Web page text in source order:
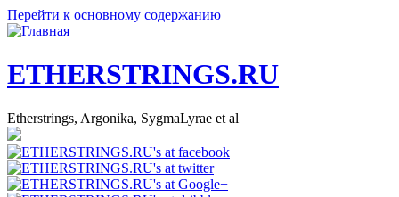
Перейти к основному содержанию
ETHERSTRINGS.RU
Etherstrings, Argonika, SygmaLyrae et al